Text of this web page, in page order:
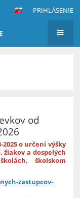
PRIHLÁSENIE
od
2025 o určení výšky
žiakov a dospelých
školskom
zastupcov-